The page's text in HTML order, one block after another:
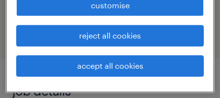
prodej a obchod
job details
customise
reject all cookies
accept all cookies